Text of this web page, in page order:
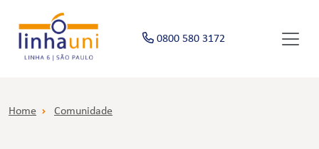
0800 580 3172
Home Comunidade